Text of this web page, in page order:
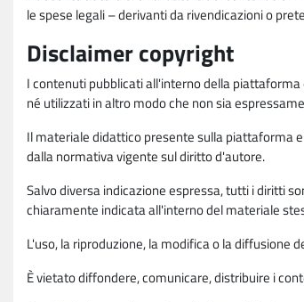
le spese legali – derivanti da rivendicazioni o
Disclaimer copyright
I contenuti pubblicati all'interno della
né utilizzati in altro modo che non sia
Il materiale didattico presente sulla piattaforma
dalla normativa vigente sul diritto d'autore.
Salvo diversa indicazione espressa, tutti i diritti
chiaramente indicata all'interno del materiale
L'uso, la riproduzione, la modifica o la diffusione
È vietato diffondere, comunicare, distribuire i